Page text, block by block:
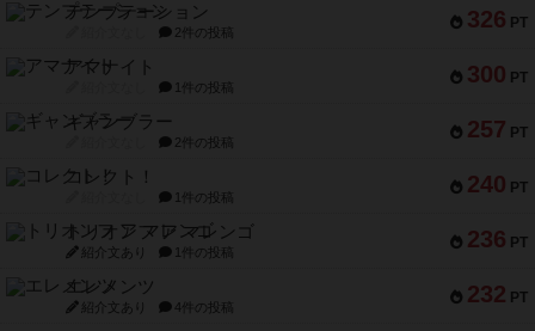
326 PT
テンプテーション
2件の投稿
300 PT
アマナイト
1件の投稿
257 PT
ギャンブラー
2件の投稿
240 PT
コレクト！
1件の投稿
236 PT
トリオンフ ア マレンゴ
紹介文あり 1件の投稿
232 PT
エレメンツ
紹介文あり 4件の投稿